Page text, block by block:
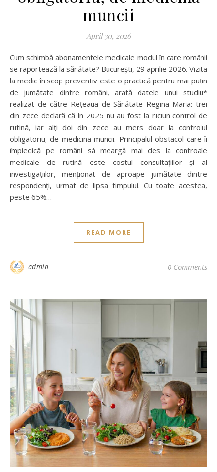
muncii
April 30, 2026
Cum schimbă abonamentele medicale modul în care românii
se raportează la sănătate? București, 29 aprilie 2026. Vizita
la medic în scop preventiv este o practică pentru mai puțin
de jumătate dintre români, arată datele unui studiu*
realizat de către Rețeaua de Sănătate Regina Maria: trei
din zece declară că în 2025 nu au fost la niciun control de
rutină, iar alți doi din zece au mers doar la controlul
obligatoriu, de medicina muncii. Principalul obstacol care îi
împiedică pe români să meargă mai des la controale
medicale de rutină este costul consultațiilor și al
investigațiilor, menționat de aproape jumătate dintre
respondenți, urmat de lipsa timpului. Cu toate acestea,
peste 65%…
READ MORE
admin 0 Comments